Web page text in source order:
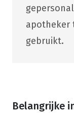
apotheker
gebruikt.
Belangrijke